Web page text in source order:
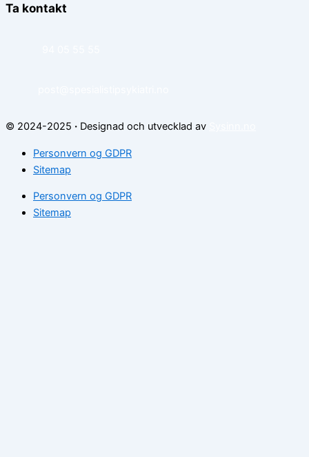
Ta kontakt
© 2024-2025 · Designad och utvecklad av
Personvern og GDPR
Sitemap
Personvern og GDPR
Sitemap